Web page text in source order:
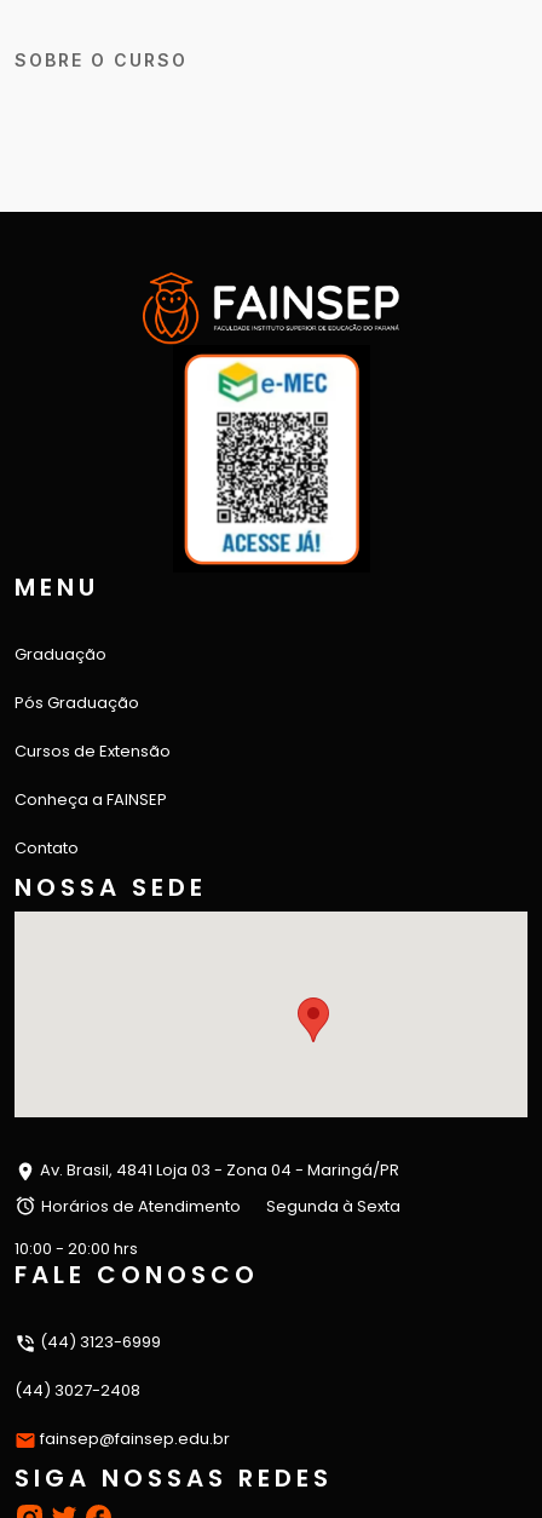
SOBRE O CURSO
MENU
Graduação
Pós Graduação
Cursos de Extensão
Conheça a FAINSEP
Contato
NOSSA SEDE
Av. Brasil, 4841 Loja 03 - Zona 04 - Maringá/PR
Horários de Atendimento
Segunda à Sexta
10:00 - 20:00 hrs
FALE CONOSCO
(44) 3123-6999
(44) 3027-2408
fainsep@fainsep.edu.br
SIGA NOSSAS REDES